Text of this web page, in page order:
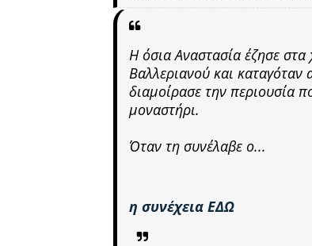
Η όσια Αναστασία έζησε στα
Bαλλεριανού και
διαμοίρασε την περιουσία
μοναστήρι.
Όταν τη συνέλαβε ο...
η συνέχεια ΕΔΩ